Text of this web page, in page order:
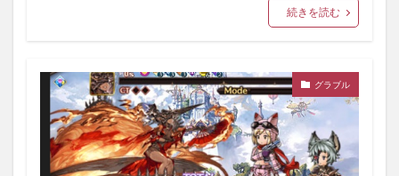
続きを読む
グラブル